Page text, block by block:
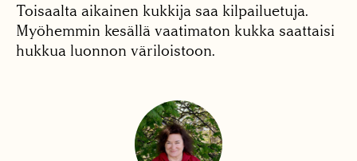
Toisaalta aikainen kukkija saa kilpailuetuja.
Myöhemmin kesällä vaatimaton kukka saattaisi
hukkua luonnon väriloistoon.